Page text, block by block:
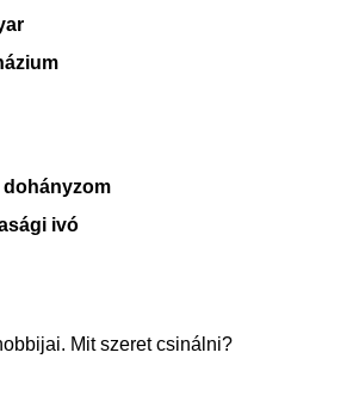
dohányzom
ivó
Mit szeret csinálni?